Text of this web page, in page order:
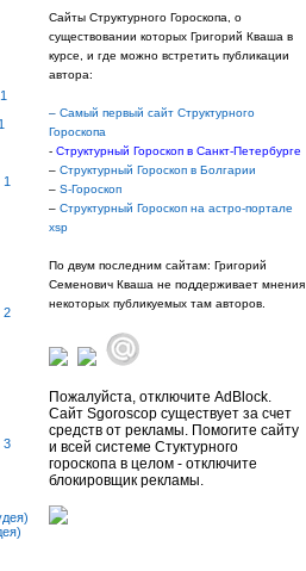
2
3
Сайты Структурного Гороскопа, о
существовании которых Григорий Кваша в
курсе, и где можно встретить публикации
автора:
– Самый первый сайт Структурного
Гороскопа
- Структурный Гороскоп в Санкт-Петербурге
– Структурный Гороскоп в Болгарии
– S-Гороскоп
– Структурный Гороскоп на астро-портале
xsp
По двум последним сайтам: Григорий
Семенович Кваша не поддерживает мнения
некоторых публикуемых там авторов.
Пожалуйста, отключите AdBlock.
Сайт Sgoroscop существует за счет
средств от рекламы. Помогите сайту
и всей системе Стуктурного
гороскопа в целом - отключите
блокировщик рекламы.